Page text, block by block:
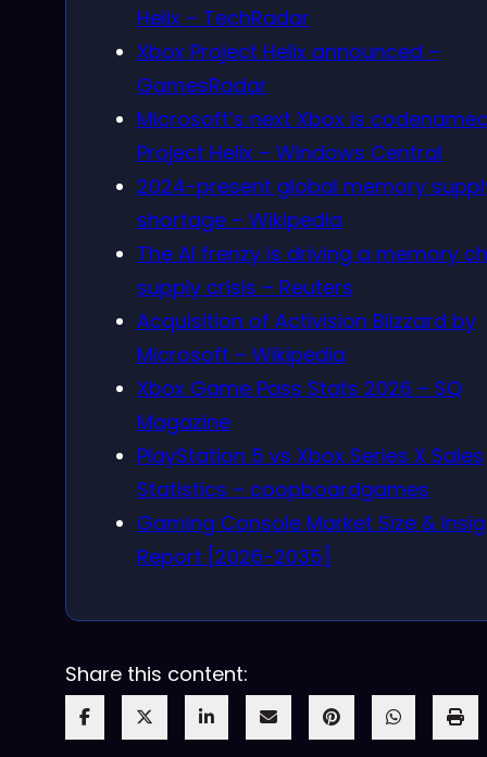
Helix – TechRadar
Xbox Project Helix announced –
GamesRadar
Microsoft’s next Xbox is
Project Helix – Windows Central
2024-present global memory
shortage – Wikipedia
The AI frenzy is driving a memory
supply crisis – Reuters
Acquisition of Activision Blizzard by
Microsoft – Wikipedia
Xbox Game Pass Stats 2026 – SQ
Magazine
PlayStation 5 vs Xbox Series X Sales
Statistics – coopboardgames
Gaming Console Market Size &
Report [2026-2035]
Share this content: